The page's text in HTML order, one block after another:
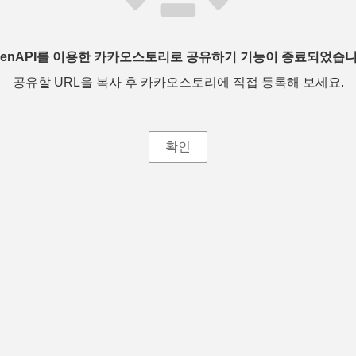
를 이용한 카카오스토리로 공유하기 기능이 종료되었습
공유할 URL을 복사 후 카카오스토리에 직접 등록해 보세요.
확인